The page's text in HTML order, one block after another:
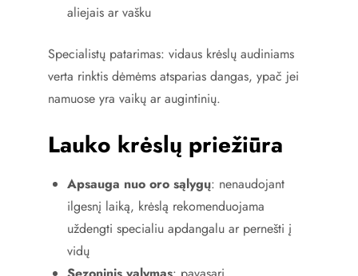
aliejais ar vašku
Specialistų patarimas: vidaus krėslų audiniams
verta rinktis dėmėms atsparias dangas, ypač jei
namuose yra vaikų ar augintinių.
Lauko krėslų priežiūra
Apsauga nuo oro sąlygų: nenaudojant
ilgesnį laiką, krėslą rekomenduojama
uždengti specialiu apdangalu ar pernešti į
vidų